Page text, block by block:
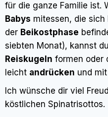
für die ganze Familie ist.
Babys mitessen, die sich
der Beikostphase
siebten Monat), kannst du
Reiskugeln formen oder
leicht andrücken und
Ich wünsche dir viel
köstlichen Spinatrisottos.